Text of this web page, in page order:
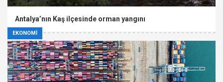
EKONOMİ
Antalya’nın Kaş ilçesinde orman yangını